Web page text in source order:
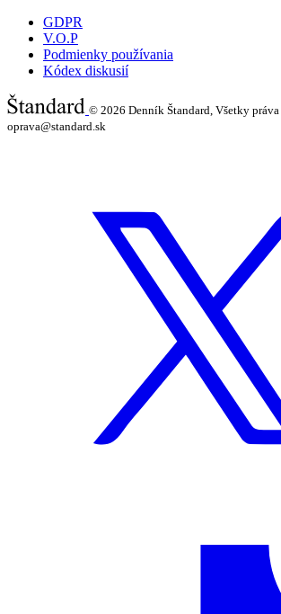
GDPR
V.O.P
Podmienky používania
Kódex diskusií
© 2026 Denník Štandard, Všetky
oprava@standard.sk